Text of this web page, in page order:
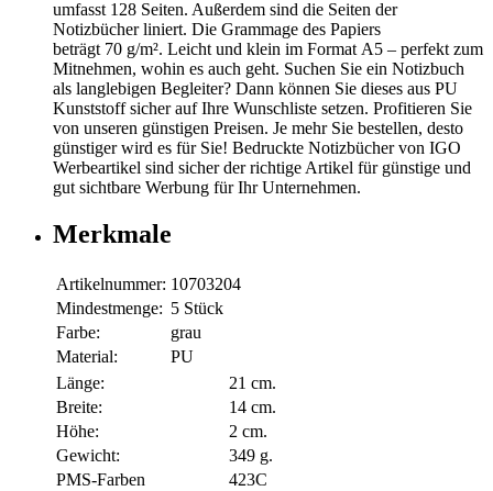
umfasst 128 Seiten. Außerdem sind die Seiten der
Notizbücher liniert. Die Grammage des Papiers
beträgt 70 g/m². Leicht und klein im Format A5 – perfekt zum
Mitnehmen, wohin es auch geht. Suchen Sie ein Notizbuch
als langlebigen Begleiter? Dann können Sie dieses aus PU
Kunststoff sicher auf Ihre Wunschliste setzen. Profitieren Sie
von unseren günstigen Preisen. Je mehr Sie bestellen, desto
günstiger wird es für Sie! Bedruckte Notizbücher von IGO
Werbeartikel sind sicher der richtige Artikel für günstige und
gut sichtbare Werbung für Ihr Unternehmen.
Merkmale
Artikelnummer: 10703204
Mindestmenge: 5 Stück
Farbe:
grau
Material:
PU
Länge:
21 cm.
Breite:
14 cm.
Höhe:
2 cm.
Gewicht:
349 g.
PMS-Farben
423C